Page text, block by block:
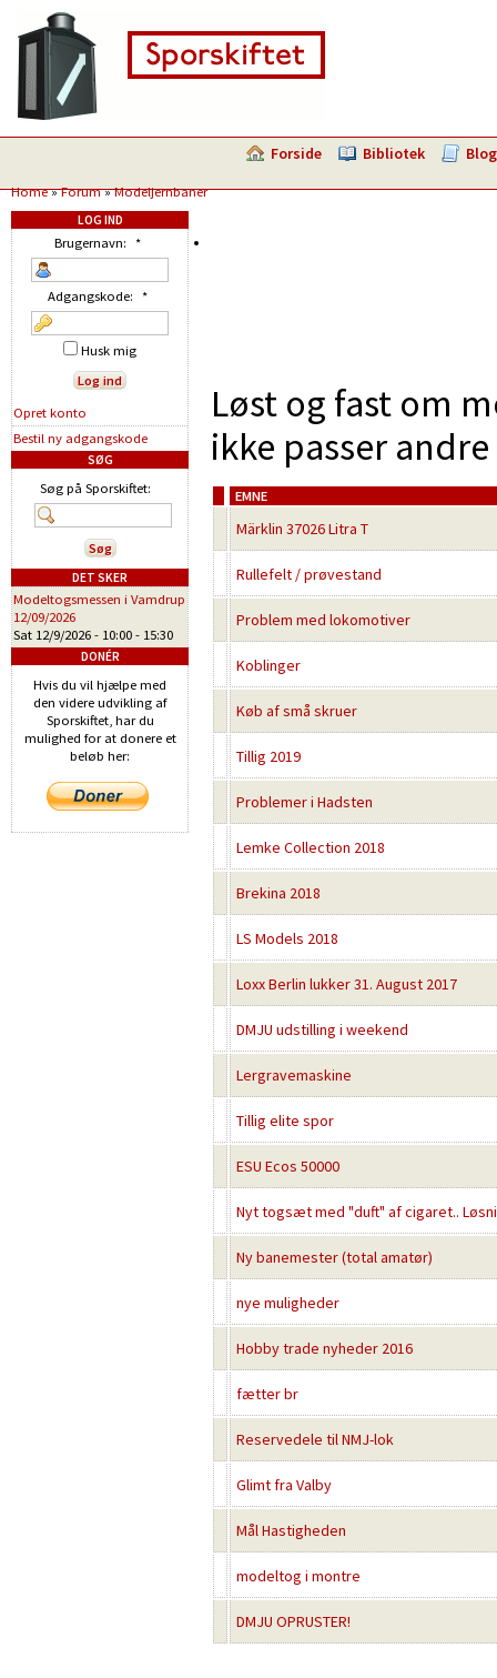
Forside Bibliotek Blog
Home»Forum»Modeljernbaner
Løst og fast om
ikke passer
EMNE
Märklin 37026 Litra T
Rullefelt / prøvestand
Problem med lokomotiver
Koblinger
Køb af små skruer
Tillig 2019
Problemer i Hadsten
Lemke Collection 2018
Brekina 2018
LS Models 2018
Loxx Berlin lukker 31. August 2017
DMJU udstilling i weekend
Lergravemaskine
Tillig elite spor
ESU Ecos 50000
Nyt togsæt med "duft" af cigaret..
Ny banemester (total amatør)
nye muligheder
Hobby trade nyheder 2016
fætter br
Reservedele til NMJ-lok
Glimt fra Valby
Mål Hastigheden
modeltog i montre
DMJU OPRUSTER!
LOG IND
Brugernavn: *
Adgangskode: *
Husk mig
Opret konto
Bestil ny adgangskode
SØG
Søg på Sporskiftet:
DET SKER
Modeltogsmessen i Vamdrup
12/09/2026
Sat 12/9/2026 - 10:00 - 15:30
DONÉR
Hvis du vil hjælpe med
den videre udvikling af
Sporskiftet, har du
mulighed for at donere et
beløb her: